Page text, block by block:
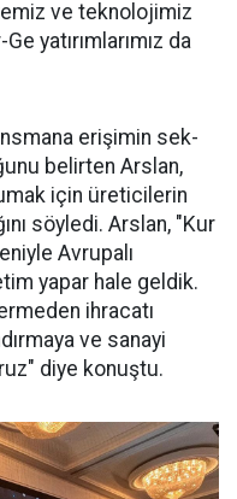
ve teknolojimiz
ya­tırımlarımız da
erişimin sek­
belirten Arslan,
için üreticilerin
söyledi. Arslan, "Kur
Avrupalı
yapar ha­le geldik.
ihracatı
ve sanayi
diye konuştu.